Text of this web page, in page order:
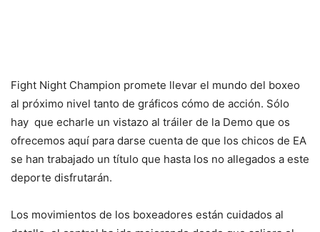
Fight Night Champion promete llevar el mundo del boxeo
al próximo nivel tanto de gráficos cómo de acción. Sólo
hay que echarle un vistazo al tráiler de la Demo que os
ofrecemos aquí para darse cuenta de que los chicos de EA
se han trabajado un título que hasta los no allegados a este
deporte disfrutarán.
Los movimientos de los boxeadores están cuidados al